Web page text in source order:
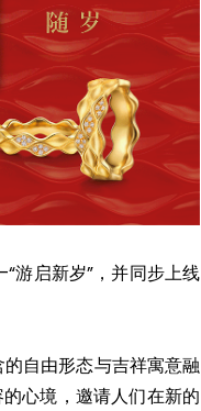
游启新岁”，并同步上线
自由形态与吉祥寓意融
心境，邀请人们在新的